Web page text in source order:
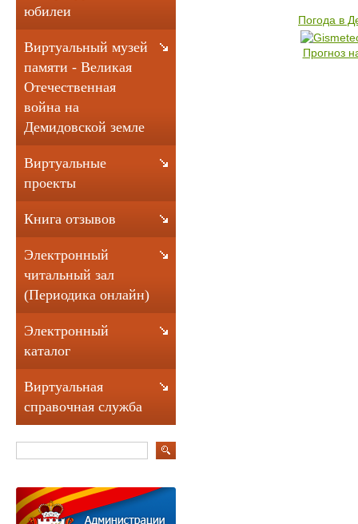
Погода в
Прогноз
юбилеи
Виртуальный музей
памяти - Великая
Отечественная
война на
Демидовской земле
Виртуальные
проекты
Книга отзывов
Электронный
читальный зал
(Периодика онлайн)
Электронный
каталог
Виртуальная
справочная служба